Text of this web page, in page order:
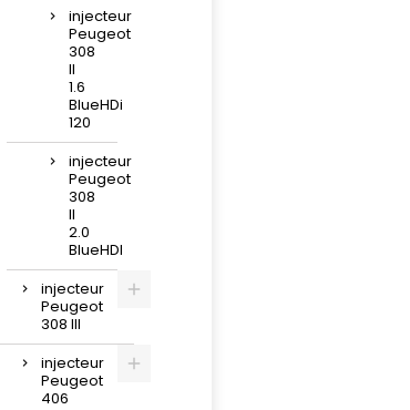
injecteur
Peugeot
308
II
1.6
BlueHDi
120
injecteur
Peugeot
308
II
2.0
BlueHDI
injecteur
Peugeot
308 III
injecteur
Peugeot
406